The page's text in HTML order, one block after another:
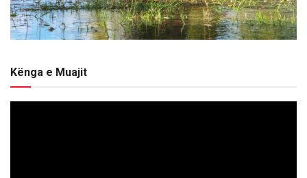
Kënga e Muajit